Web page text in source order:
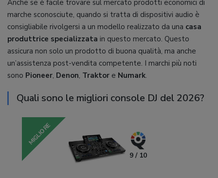
Anche se è facile trovare sul mercato prodotti economici di
marche sconosciute, quando si tratta di dispositivi audio è
consigliabile rivolgersi a un modello realizzato da una casa
produttrice specializzata in questo mercato. Questo
assicura non solo un prodotto di buona qualità, ma anche
un’assistenza post-vendita competente. I marchi più noti
sono Pioneer, Denon, Traktor e Numark.
Quali sono le migliori console DJ del 2026?
MIGLIORE
9 / 10